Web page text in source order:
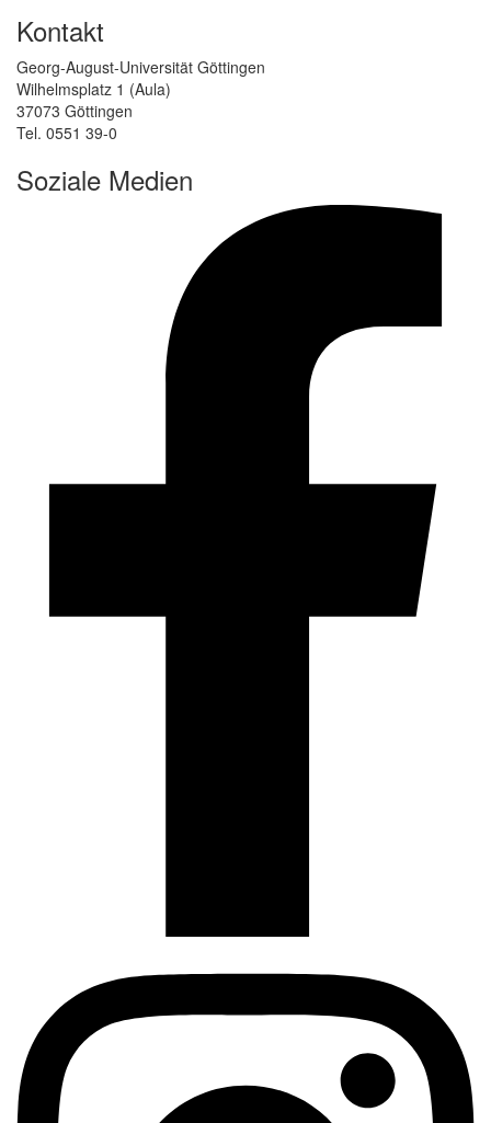
Kontakt
Georg-August-Universität Göttingen
Wilhelmsplatz 1 (Aula)
37073 Göttingen
Tel. 0551 39-0
Soziale Medien